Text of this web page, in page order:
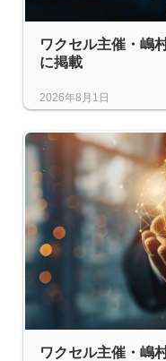
ワクセル主催・嶋
に掲載
2026年8月1日
ワクセル主催・嶋